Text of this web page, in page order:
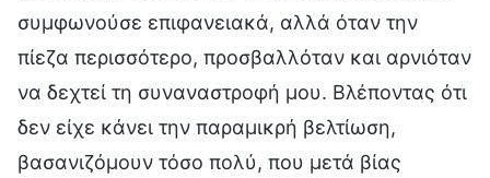
συμφωνούσε επιφανειακά, αλλά όταν την
πίεζα περισσότερο, προσβαλλόταν και αρνιόταν
να δεχτεί τη συναναστροφή μου. Βλέποντας ότι
δεν είχε κάνει την παραμικρή βελτίωση,
βασανιζόμουν τόσο πολύ, που μετά βίας